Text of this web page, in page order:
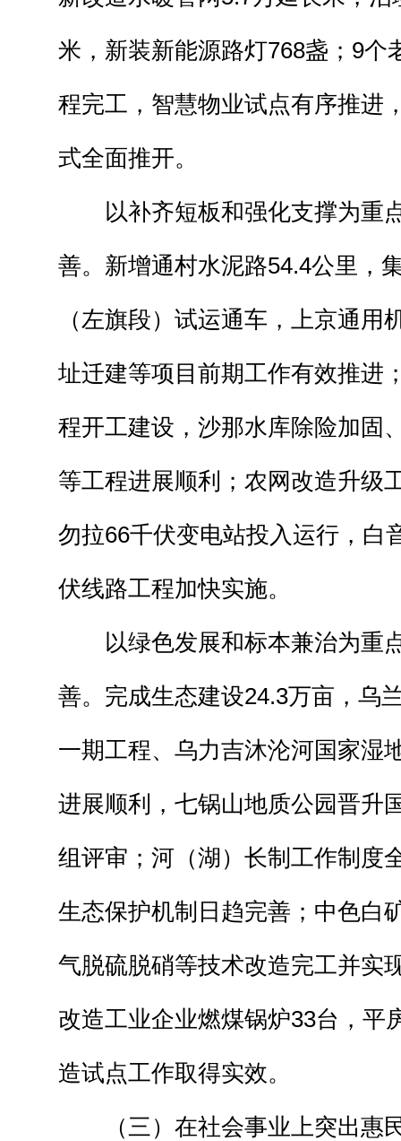
米，新装新能源路灯768盏；9个
程完工，智慧物业试点有序推进
式全面推开。
以补齐短板和强化支撑为重
善。新增通村水泥路54.4公里，
（左旗段）试运通车，上京通用
址迁建等项目前期工作有效推进
程开工建设，沙那水库除险加固
等工程进展顺利；农网改造升级
勿拉66千伏变电站投入运行，白
伏线路工程加快实施。
以绿色发展和标本兼治为重
善。完成生态建设24.3万亩，乌
一期工程、乌力吉沐沦河国家湿
进展顺利，七锅山地质公园晋升
组评审；河（湖）长制工作制度
生态保护机制日趋完善；中色白
气脱硫脱硝等技术改造完工并实
改造工业企业燃煤锅炉33台，平
造试点工作取得实效。
（三）在社会事业上突出惠